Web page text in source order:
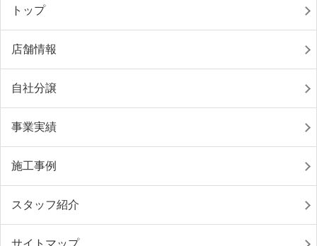
トップ
店舗情報
自社分譲
事業実績
施工事例
スタッフ紹介
サイトマップ